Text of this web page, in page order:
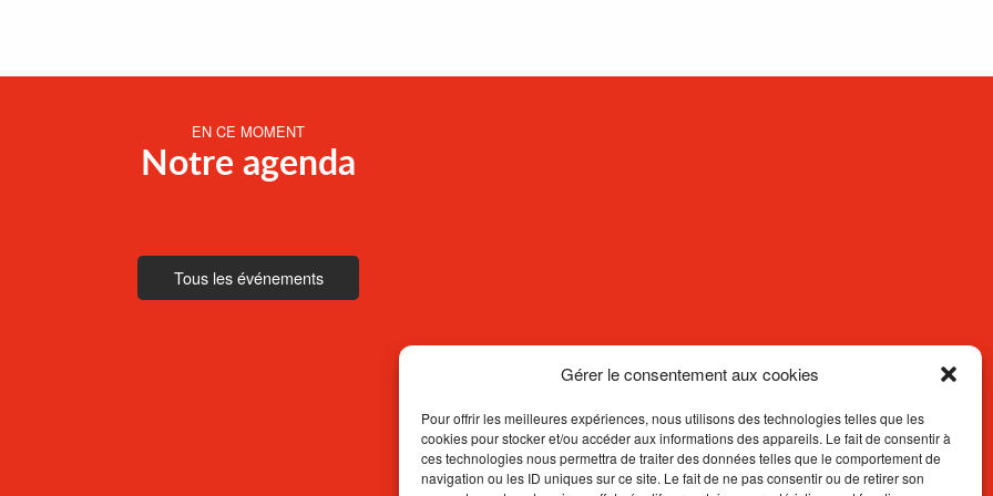
Gérer le consentement aux cookies
Pour offrir les meilleures expériences, nous utilisons des technologies telles que les
cookies pour stocker et/ou accéder aux informations des appareils. Le fait de consentir à
ces technologies nous permettra de traiter des données telles que le comportement de
navigation ou les ID uniques sur ce site. Le fait de ne pas consentir ou de retirer son
EN CE MOMENT
Notre agenda
Tous les événements